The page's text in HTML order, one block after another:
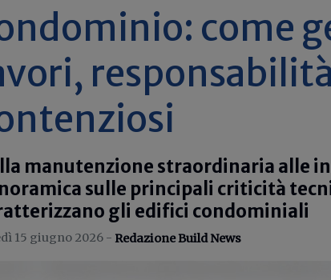
come
manutenzione straordinaria alle
sulle principali criticità
gli edifici condominiali
15 giugno 2026 - Redazione Build News